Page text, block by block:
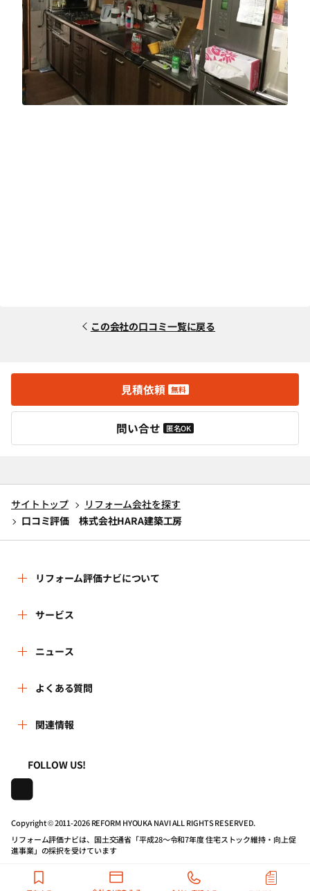
この会社の口コミ一覧に戻る
見積依頼 無料
問い合せ 匿名OK
サイトトップ
リフォーム会社を探す
口コミ評価 株式会社HARA建築工房
リフォーム評価ナビについて
リフォーム評価ナビとは
運営体制
はじめての方へ
事務局へのお問い合せ
地域の相談窓口のみなさまへ
住宅関連機関リンク集
リフォーム評価ナビPRO
サービス
リフォーム会社を探す
リフォーム事例を見る
リフォームを相談する
リフォームを学ぶ
マイページの活用
ニュース
新着情報
講習会・セミナー
連携機関・企業・団体トピックス
よくある質問
よくある質問
利用規約
プライバシーポリシー
動作推奨環境について
公式バナーのダウンロード
関連情報
一般財団法人住まいづくりナビセンター
株式会社日本建築住宅センター
FOLLOW US!
Copyright © 2011-2026 REFORM HYOUKA NAVI ALL RIGHTS RESERVED.
リフォーム評価ナビは、国土交通省「平成28～令和7年度 住宅ストック維持・向上促
進事業」の採択を受けています